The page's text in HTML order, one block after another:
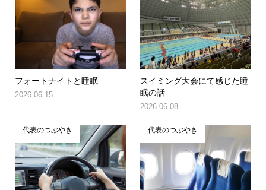
フォートナイトと睡眠
2026.06.15
スイミング大会にて感じた睡
眠の話
2026.06.08
代表のつぶやき 代表のつぶやき